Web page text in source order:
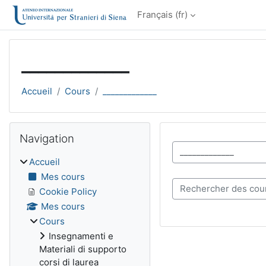
Passer au contenu principal
Français ‎(fr)‎
Accueil Cours
Catégories de cours
Rechercher des cours
Blocs
Navigation
Accueil
Mes cours
Cookie Policy
Mes cours
Cours
Insegnamenti e
Materiali di supporto
corsi di laurea